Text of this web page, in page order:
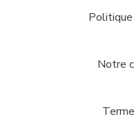
Notre